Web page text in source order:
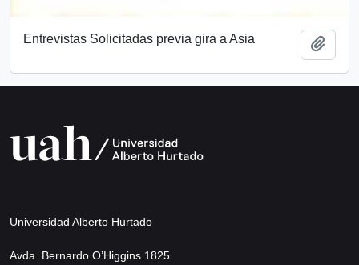
Entrevistas Solicitadas previa gira a Asia
Universidad Alberto Hurtado
Avda. Bernardo O’Higgins 1825